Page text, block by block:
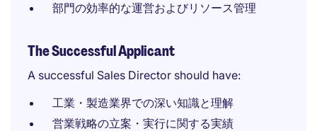
部門の効率的な運営およびリソース管理
The Successful Applicant
A successful Sales Director should have:
工業・製造業界での深い知識と理解
営業戦略の立案・実行に関する実績